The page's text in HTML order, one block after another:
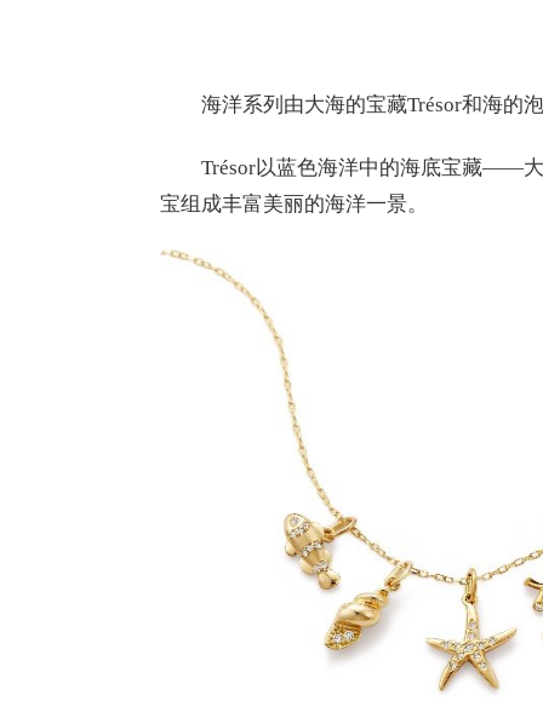
海洋系列由大海的宝藏Trésor和海的泡
Trésor以蓝色海洋中的海底宝藏——大
宝组成丰富美丽的海洋一景。